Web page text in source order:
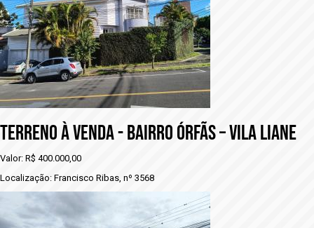
TERRENO À VENDA - BAIRRO ÓRFÃS – VILA LIANE
Valor: R$ 400.000,00
Localização: Francisco Ribas, nº 3568